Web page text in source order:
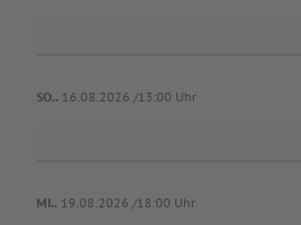
SO.. 16.08.2026 /13:00 Uhr
MI.. 19.08.2026 /18:00 Uhr